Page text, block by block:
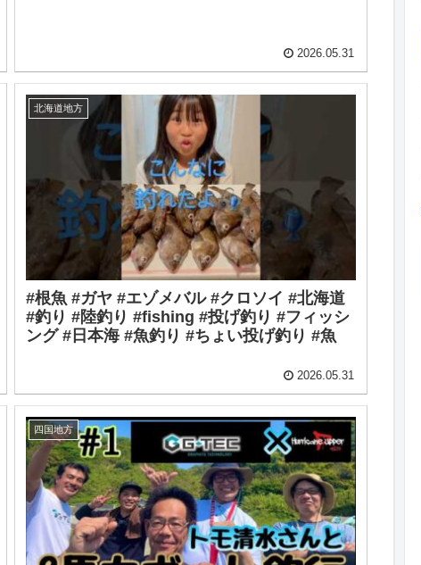
2026.05.31
北海道地方
#根魚 #ガヤ #エゾメバル #クロソイ #北海道
#釣り #陸釣り #fishing #投げ釣り #フィッシ
ング #日本海 #魚釣り #ちょい投げ釣り #魚
2026.05.31
四国地方